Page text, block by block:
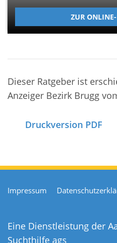
ZUR
Dieser Ratgeber ist
Anzeiger Bezirk Brugg
Druckversion PDF
Impressum
Eine Dienstleistung der
Suchthilfe ags